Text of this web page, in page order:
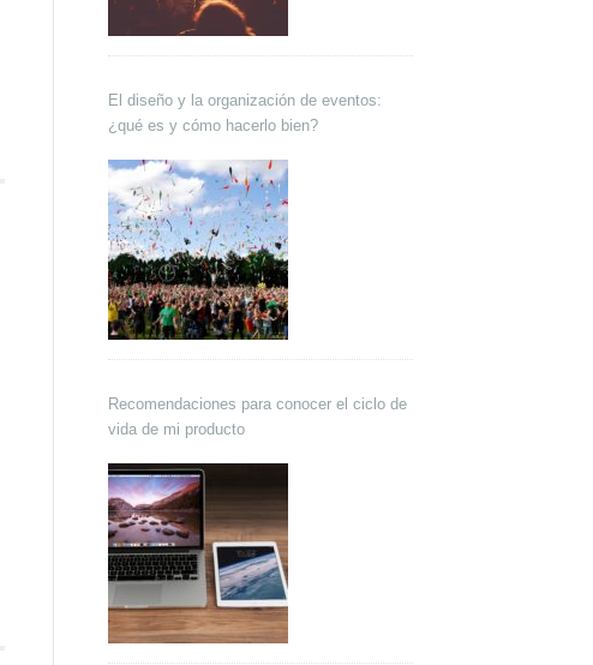
El diseño y la organización de eventos:
¿qué es y cómo hacerlo bien?
Recomendaciones para conocer el ciclo de
vida de mi producto